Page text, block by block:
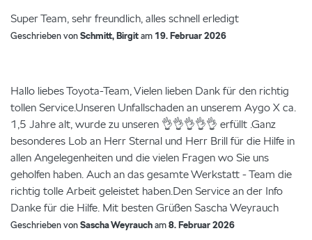
Super Team, sehr freundlich, alles schnell erledigt
Geschrieben vonSchmitt, Birgitam 19. Februar 2026
Hallo liebes Toyota-Team, Vielen lieben Dank für den richtig
tollen Service.Unseren Unfallschaden an unserem Aygo X ca.
1,5 Jahre alt, wurde zu unseren 👌👌👌👌👌 erfüllt .Ganz
besonderes Lob an Herr Sternal und Herr Brill für die Hilfe in
allen Angelegenheiten und die vielen Fragen wo Sie uns
geholfen haben. Auch an das gesamte Werkstatt - Team die
richtig tolle Arbeit geleistet haben.Den Service an der Info
Danke für die Hilfe. Mit besten Grüßen Sascha Weyrauch
Geschrieben vonSascha Weyraucham8. Februar 2026